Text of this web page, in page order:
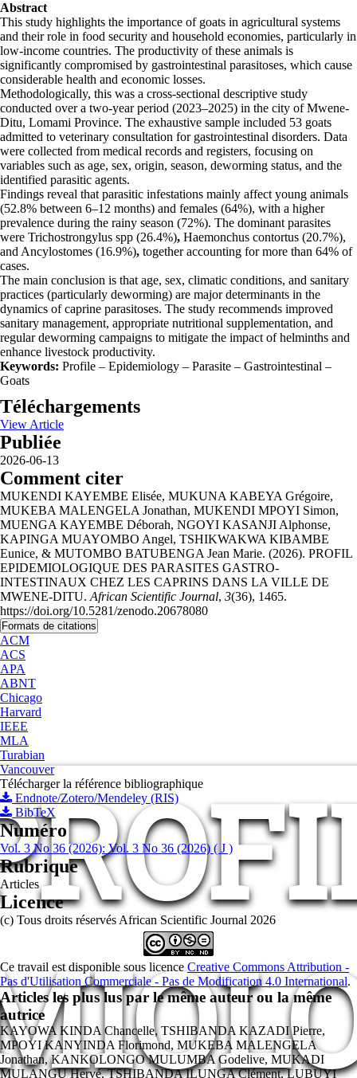
Abstract
This study highlights the importance of goats in agricultural systems
and their role in food security and household economies, particularly in
low-income countries. The productivity of these animals is
significantly compromised by gastrointestinal parasitoses, which cause
considerable health and economic losses.
Methodologically, this was a cross-sectional descriptive study
conducted over a two-year period (2023–2025) in the city of Mwene-
Ditu, Lomami Province. The exhaustive sample included 53 goats
admitted to veterinary consultation for gastrointestinal disorders. Data
were collected from medical records and registers, focusing on
variables such as age, sex, origin, season, deworming status, and the
identified parasitic agents.
Findings reveal that parasitic infestations mainly affect young animals
(52.8% between 6–12 months) and females (64%), with a higher
prevalence during the rainy season (72%). The dominant parasites
were Trichostrongylus spp (26.4%), Haemonchus contortus (20.7%),
and Ancylostomes (16.9%), together accounting for more than 64% of
cases.
The main conclusion is that age, sex, climatic conditions, and sanitary
practices (particularly deworming) are major determinants in the
dynamics of caprine parasitoses. The study recommends improved
sanitary management, appropriate nutritional supplementation, and
regular deworming campaigns to mitigate the impact of helminths and
enhance livestock productivity.
Keywords: Profile – Epidemiology – Parasite – Gastrointestinal –
Goats
Téléchargements
View Article
Publiée
2026-06-13
Comment citer
MUKENDI KAYEMBE Elisée, MUKUNA KABEYA Grégoire,
MUKEBA MALENGELA Jonathan, MUKENDI MPOYI Simon,
MUENGA KAYEMBE Déborah, NGOYI KASANJI Alphonse,
KAPINGA MUAYOMBO Angel, TSHIKWAKWA KIBAMBE
Eunice, & MUTOMBO BATUBENGA Jean Marie. (2026). PROFIL
EPIDEMIOLOGIQUE DES PARASITES GASTRO-
INTESTINAUX CHEZ LES CAPRINS DANS LA VILLE DE
MWENE-DITU. African Scientific Journal, 3(36), 1465.
https://doi.org/10.5281/zenodo.20678080
Formats de citations
ACM
ACS
APA
ABNT
Chicago
Harvard
IEEE
MLA
Turabian
Vancouver
Télécharger la référence bibliographique
Endnote/Zotero/Mendeley (RIS)
BibTeX
Numéro
Vol. 3 No 36 (2026): Vol. 3 No 36 (2026) ( J )
Rubrique
Articles
Licence
(c) Tous droits réservés African Scientific Journal 2026
Ce travail est disponible sous licence Creative Commons Attribution -
Pas d'Utilisation Commerciale - Pas de Modification 4.0 International.
Articles les plus lus par le même auteur ou la même
autrice
KAYOWA KINDA Chancelle, TSHIBANDA KAZADI Pierre,
MPOYI KANYINDA Florimond, MUKEBA MALENGELA
Jonathan, KANKOLONGO MULUMBA Godelive, MUKADI
MULANGU Hervé, TSHIBANDA ILUNGA Clément, LUBUYI